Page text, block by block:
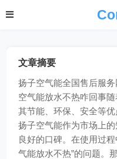
文章摘要
扬子空气能全国售后服
空气能放水不热咋回事
其节能、环保、安全等优
扬子空气能作为市场上
良好的口碑。在使用过
气能放水不热”的问题。